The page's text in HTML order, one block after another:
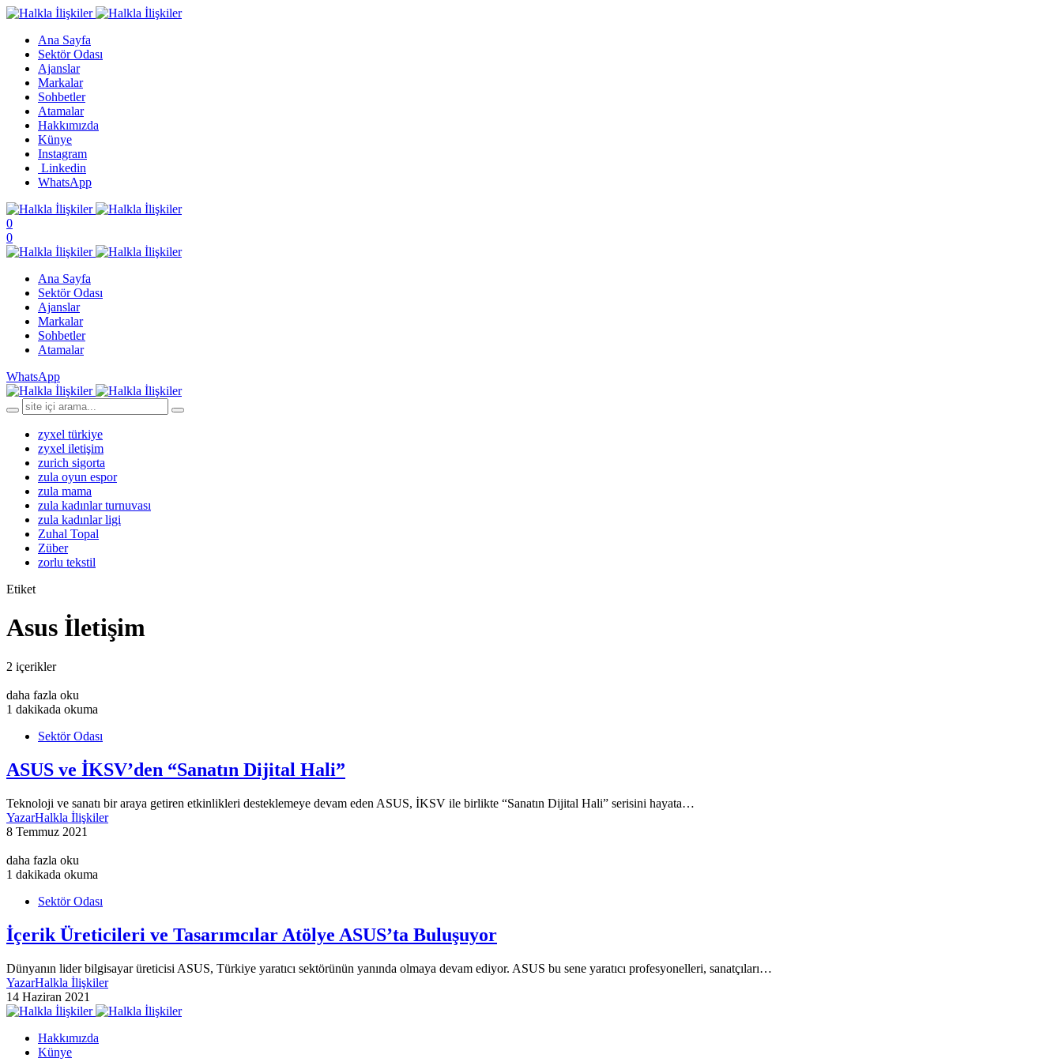
Ana Sayfa
Sektör Odası
Ajanslar
Markalar
Sohbetler
Atamalar
Hakkımızda
Künye
Instagram
Linkedin
WhatsApp
0
0
Ana Sayfa
Sektör Odası
Ajanslar
Markalar
Sohbetler
Atamalar
WhatsApp
zyxel türkiye
zyxel iletişim
zurich sigorta
zula oyun espor
zula mama
zula kadınlar turnuvası
zula kadınlar ligi
Zuhal Topal
Züber
zorlu tekstil
Etiket
Asus İletişim
2 içerikler
daha fazla oku
1 dakikada okuma
Sektör Odası
ASUS ve İKSV’den “Sanatın Dijital Hali”
Teknoloji ve sanatı bir araya getiren etkinlikleri desteklemeye devam eden ASUS, İKSV ile birlikte “Sanatın Dijital Hali” serisini hayata…
YazarHalkla İlişkiler
8 Temmuz 2021
daha fazla oku
1 dakikada okuma
Sektör Odası
İçerik Üreticileri ve Tasarımcılar Atölye ASUS’ta Buluşuyor
Dünyanın lider bilgisayar üreticisi ASUS, Türkiye yaratıcı sektörünün yanında olmaya devam ediyor. ASUS bu sene yaratıcı profesyonelleri, sanatçıları…
YazarHalkla İlişkiler
14 Haziran 2021
Hakkımızda
Künye